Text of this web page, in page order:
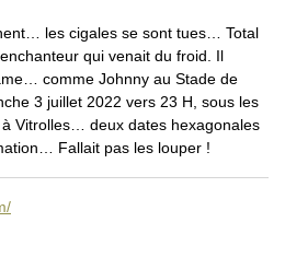
les cigales se sont tues… Total
qui venait du froid. Il
comme Johnny au Stade de
3 juillet 2022 vers 23 H, sous les
Vitrolles… deux dates hexagonales
Fallait pas les louper !